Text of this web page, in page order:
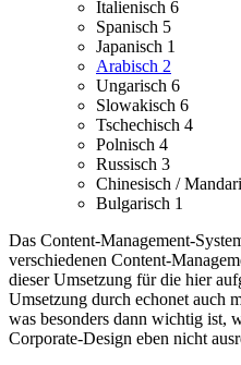
Italienisch 6
Spanisch 5
Japanisch 1
Arabisch 2
Ungarisch 6
Slowakisch 6
Tschechisch 4
Polnisch 4
Russisch 3
Chinesisch /
Bulgarisch 1
Das Content-Management-
verschiedenen Content-
dieser Umsetzung für die hier
Umsetzung durch echonet auch
was besonders dann wichtig ist,
Corporate-Design eben nicht